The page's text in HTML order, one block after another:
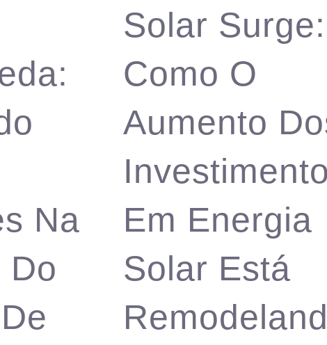
Na
Do
Solar Surge:
Como O
Aumento
Em Energia
Solar Está